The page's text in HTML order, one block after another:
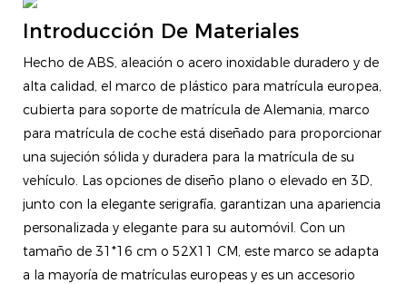
Introducción De Materiales
Hecho de ABS, aleación o acero inoxidable duradero y de
alta calidad, el marco de plástico para matrícula europea,
cubierta para soporte de matrícula de Alemania, marco
para matrícula de coche está diseñado para proporcionar
una sujeción sólida y duradera para la matrícula de su
vehículo. Las opciones de diseño plano o elevado en 3D,
junto con la elegante serigrafía, garantizan una apariencia
personalizada y elegante para su automóvil. Con un
tamaño de 31*16 cm o 52X11 CM, este marco se adapta
a la mayoría de matrículas europeas y es un accesorio